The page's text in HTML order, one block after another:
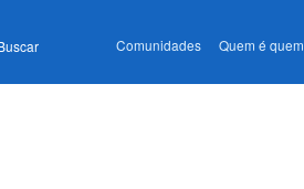
Comunidades Quem é quem